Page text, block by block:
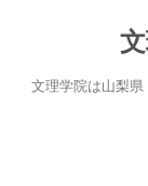
文理学院は山梨県